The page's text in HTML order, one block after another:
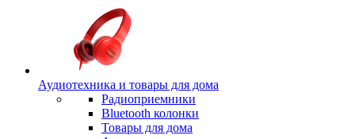
Аудиотехника и товары для дома
Радиоприемники
Bluetooth колонки
Товары для дома